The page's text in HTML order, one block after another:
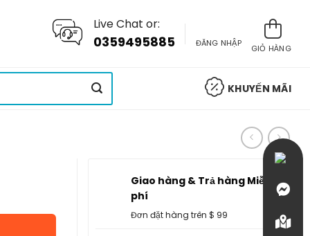
Live Chat or:
0359495885 ĐĂNG NHẬP
GIỎ HÀNG
KHUYẾN MÃI
Giao hàng & Trả hàng Miễn
phí
Đơn đặt hàng trên $ 99